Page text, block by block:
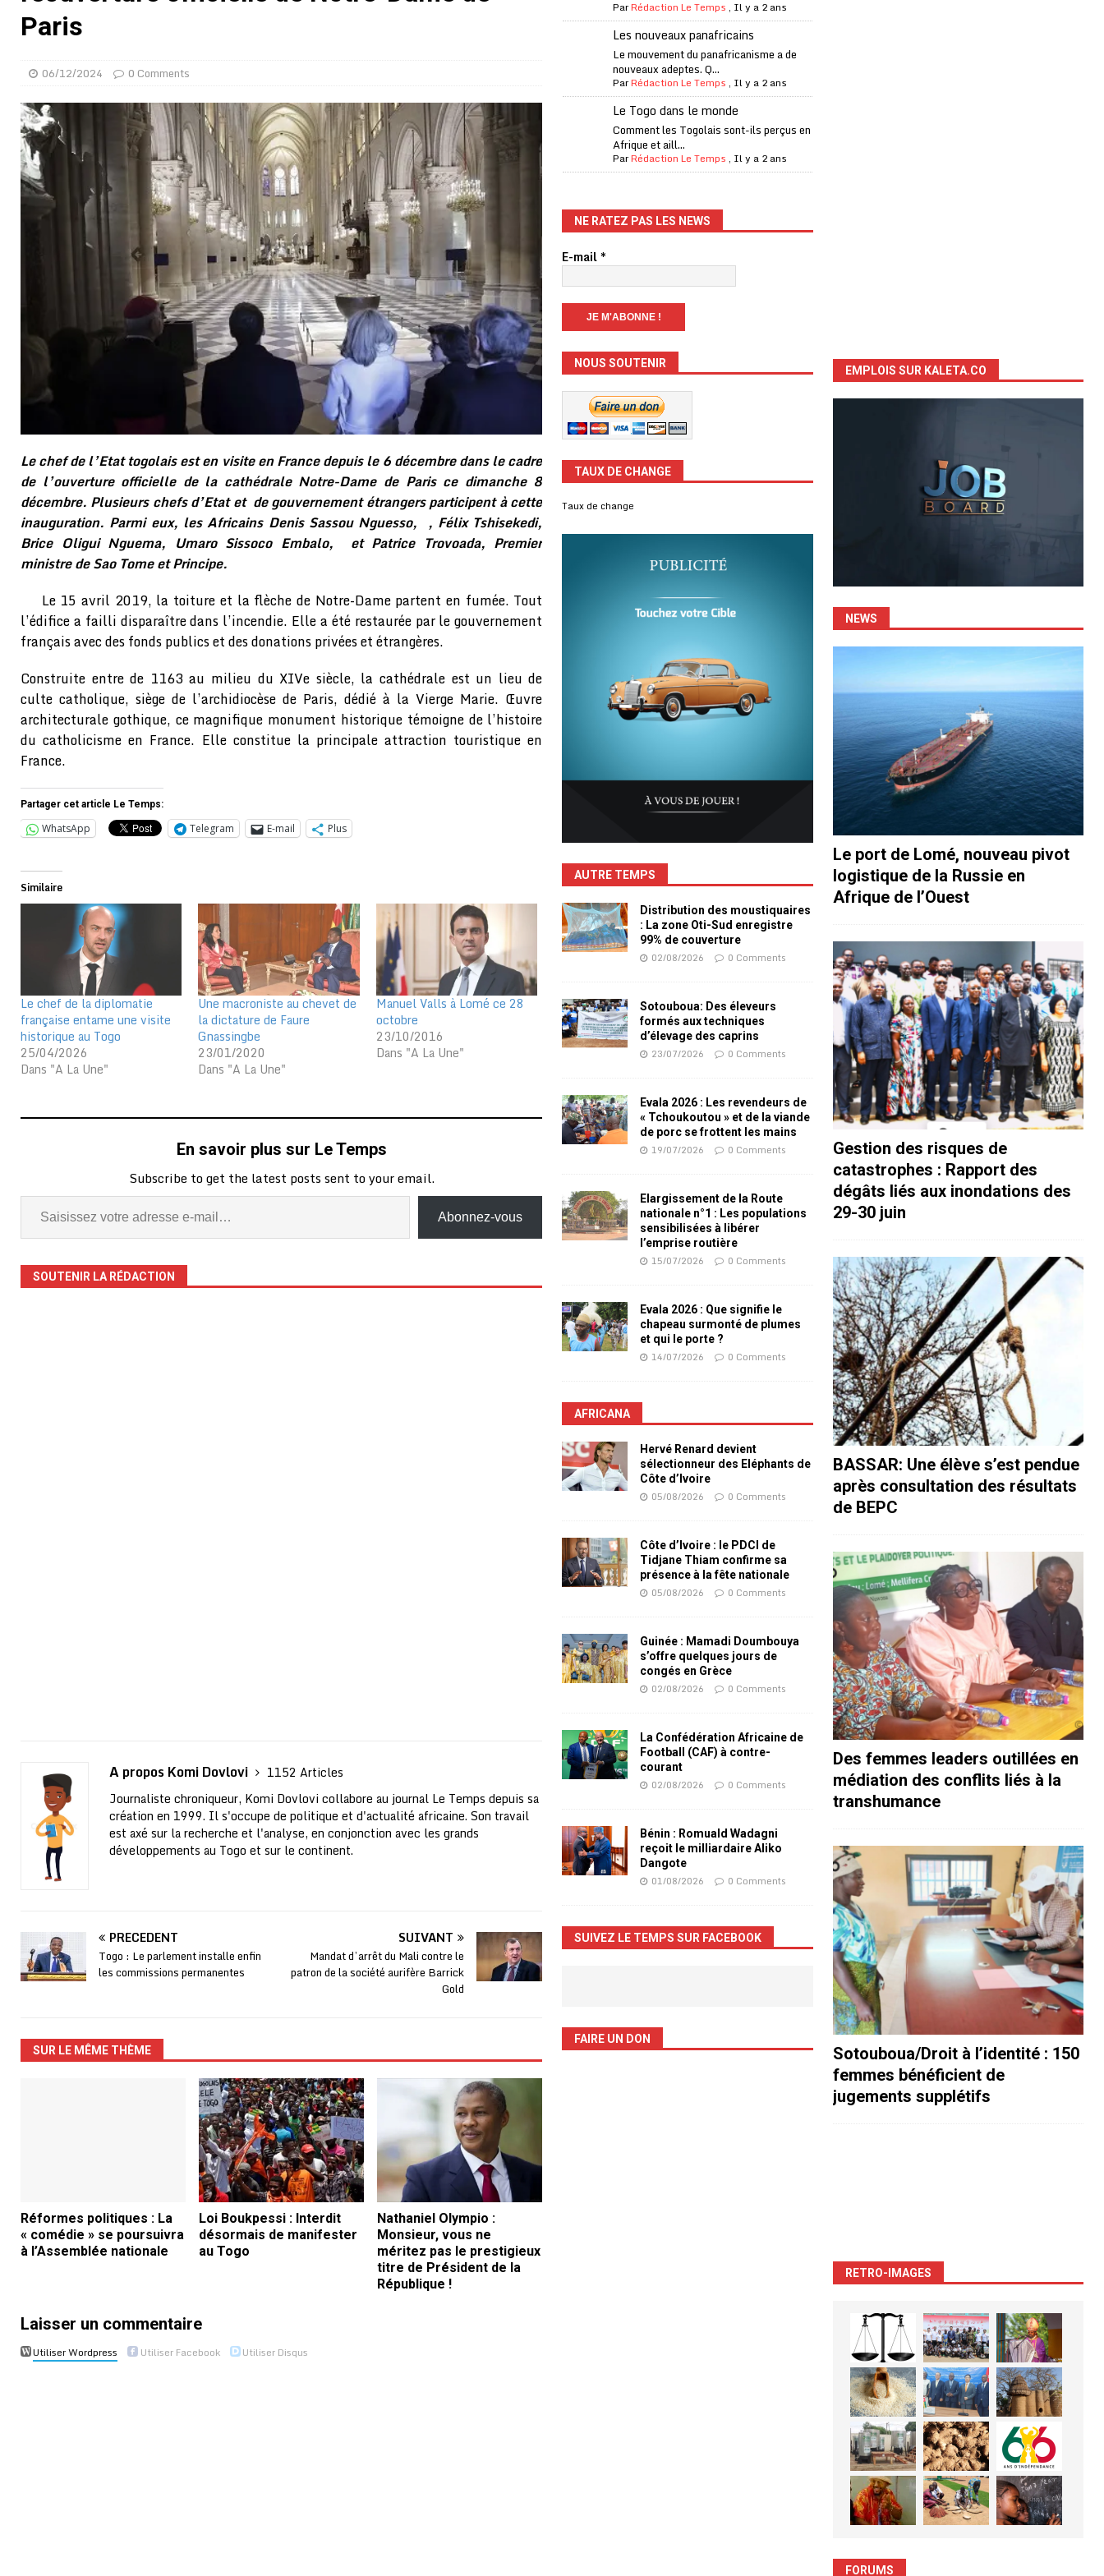
A LA UNE
[ 01/08/2026 ] Quatre candidats à la succession d’Infantino à la tête de la FIFA
[ 01/08/2026 ] Bénin : Romuald Wadagni reçoit le milliardaire Aliko Dangote
A LA UNE
[ 31/07/2026 ] Niger : le FMI débloque une bouffée d’oxygène financière
ECONOMIE
[ 31/07/2026 ] Franco Baresi, légendaire défenseur de l’Italie et de l’AC Milan, est mort à 66 ans
A LA UNE
[ 31/07/2026 ] Benjamin Mendy a vendu aux enchères son trophée de la Coupe du monde
[ 31/07/2026 ] Bénin : les membres du Sénat installés
A LA UNE
[ 31/07/2026 ]
Projet d’investisseurs à la Fifa: l’UEFA menace à «l’unanimité» d’un boycott des Coupes du monde
BUSINESS
[ 30/07/2026 ]
Mali : au moins 19 soldats exécutés, Amnesty International exige une enquête
[ 05/08/2026 ] Hervé Renard devient sélectionneur des Eléphants de Côte d’Ivoire A LA UNE
Paris
06/12/2024 0 Comments
Le chef de l’Etat togolais est en visite en France depuis le 6 décembre dans le cadre
de l’ouverture officielle de la cathédrale Notre-Dame de Paris ce dimanche 8
décembre. Plusieurs chefs d’Etat et de gouvernement étrangers participent à cette
inauguration. Parmi eux, les Africains Denis Sassou Nguesso, , Félix Tshisekedi,
Brice Oligui Nguema, Umaro Sissoco Embalo, et Patrice Trovoada, Premier
ministre de Sao Tome et Principe.
Le 15 avril 2019, la toiture et la flèche de Notre-Dame partent en fumée. Tout
l’édifice a failli disparaître dans l’incendie. Elle a été restaurée par le gouvernement
français avec des fonds publics et des donations privées et étrangères.
Construite entre de 1163 au milieu du XIVe siècle, la cathédrale est un lieu de
culte catholique, siège de l’archidiocèse de Paris, dédié à la Vierge Marie. Œuvre
architecturale gothique, ce magnifique monument historique témoigne de l’histoire
du catholicisme en France. Elle constitue la principale attraction touristique en
France.
Partager cet article Le Temps:
WhatsApp Telegram E-mail Plus
Similaire
Le chef de la diplomatie
française entame une visite
historique au Togo
25/04/2026
Dans "A La Une"
Une macroniste au chevet de
la dictature de Faure
Gnassingbe
23/01/2020
Dans "A La Une"
Manuel Valls à Lomé ce 28
octobre
23/10/2016
Dans "A La Une"
En savoir plus sur Le Temps
Subscribe to get the latest posts sent to your email.
Abonnez-vous
SOUTENIR LA RÉDACTION
A propos Komi Dovlovi
1152 Articles
Journaliste chroniqueur, Komi Dovlovi collabore au journal Le Temps depuis sa
création en 1999. Il s'occupe de politique et d'actualité africaine. Son travail
est axé sur la recherche et l'analyse, en conjonction avec les grands
développements au Togo et sur le continent.
PRÉCÉDENT
Togo : Le parlement installe enfin
les commissions permanentes
SUIVANT
Mandat d’arrêt du Mali contre le
patron de la société aurifère Barrick
Gold
SUR LE MÊME THÈME
Réformes politiques : La
« comédie » se poursuivra
à l’Assemblée nationale
Loi Boukpessi : Interdit
désormais de manifester
au Togo
Nathaniel Olympio :
Monsieur, vous ne
méritez pas le prestigieux
titre de Président de la
République !
Laisser un commentaire
Utiliser Wordpress Utiliser Facebook Utiliser Disqus
ParRédaction Le Temps , Il y a 2 ans
Les nouveaux panafricains
Le mouvement du panafricanisme a de
nouveaux adeptes. Q...
ParRédaction Le Temps , Il y a 2 ans
Le Togo dans le monde
Comment les Togolais sont-ils perçus en
Afrique et aill...
ParRédaction Le Temps , Il y a 2 ans
NE RATEZ PAS LES NEWS
E-mail*
NOUS SOUTENIR
TAUX DE CHANGE
Taux de change
AUTRE TEMPS
Distribution des moustiquaires
: La zone Oti-Sud enregistre
99% de couverture
02/08/2026 0 Comments
Sotouboua: Des éleveurs
formés aux techniques
d’élevage des caprins
23/07/2026 0 Comments
Evala 2026 : Les revendeurs de
« Tchoukoutou » et de la viande
de porc se frottent les mains
19/07/2026 0 Comments
Elargissement de la Route
nationale n°1 : Les populations
sensibilisées à libérer
l’emprise routière
15/07/2026 0 Comments
Evala 2026 : Que signifie le
chapeau surmonté de plumes
et qui le porte ?
14/07/2026 0 Comments
AFRICANA
Hervé Renard devient
sélectionneur des Eléphants de
Côte d’Ivoire
05/08/2026 0 Comments
Côte d’Ivoire : le PDCI de
Tidjane Thiam confirme sa
présence à la fête nationale
05/08/2026 0 Comments
Guinée : Mamadi Doumbouya
s’offre quelques jours de
congés en Grèce
02/08/2026 0 Comments
La Confédération Africaine de
Football (CAF) à contre-
courant
02/08/2026 0 Comments
Bénin : Romuald Wadagni
reçoit le milliardaire Aliko
Dangote
01/08/2026 0 Comments
SUIVEZ LE TEMPS SUR FACEBOOK
FAIRE UN DON
EMPLOIS SUR KALETA.CO
NEWS
Le port de Lomé, nouveau pivot
logistique de la Russie en
Afrique de l’Ouest
Gestion des risques de
catastrophes : Rapport des
dégâts liés aux inondations des
29-30 juin
BASSAR: Une élève s’est pendue
après consultation des résultats
de BEPC
Des femmes leaders outillées en
médiation des conflits liés à la
transhumance
Sotouboua/Droit à l’identité : 150
femmes bénéficient de
jugements supplétifs
RETRO-IMAGES
FORUMS